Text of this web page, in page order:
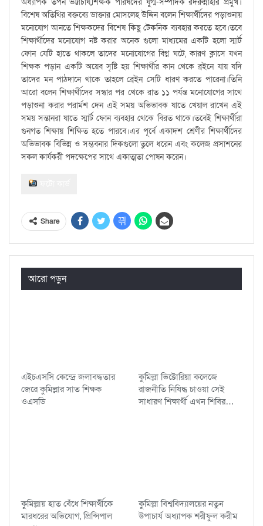
বিশেষ অতিথির বক্তব্যে ডাক্তার মোসলেহ উদ্দিন বলেন শিক্ষার্থীদের পড়াশুনায়
মনোযোগ আনতে শিক্ষকদের বিশেষ কিছু টেকনিক ব্যবহার করতে হবে।তবে
শিক্ষার্থীদের মনোযোগ নষ্ট করার অনেক গুলো মাধ্যমের একটি হলো স্মার্ট
ফোন যেটি হাতে থাকলে তাদের মনোযোগের বিগ্ন ঘটে, কারণ ক্লাসে যখন
শিক্ষক পড়ান একটি অয়েব সৃষ্টি হয় শিক্ষার্থীর কান থেকে ব্রইনে যায় যদি
তাদের মন পাঠদানে থাকে তাহলে ব্রেইন সেটি ধারণ করতে পারেনা।তিনি
আরো বলেন শিক্ষার্থীদের সন্ধার পর থেকে রাত ১১ পর্যন্ত মনোযোগের সাথে
পড়াশুনা করার পরার্মশ দেন এই সময় অভিভাবক যাতে খেয়াল রাখেন এই
সময় সন্তানরা যাতে স্মার্ট ফোন ব্যবহার থেকে বিরত থাকে।তবেই শিক্ষার্থীরা
গুনগত শিক্ষায় শিক্ষিত হতে পারবে।এর পূর্বে একাদশ শ্রেণীর শিক্ষার্থীদের
অভিভাবক বিভিন্ন ও সম্ভবনার দিকগুলো তুলে ধরেন এবং কলেজ প্রসাশনের
সকল কার্যকরী পদক্ষেপের সাথে একাত্মতা পোষন করেন।
Share
আরো পড়ুন
এইচএসসি কেন্দ্রে জলাবদ্ধতার
জেরে কুমিল্লার সাত শিক্ষক
ওএসডি
কুমিল্লা ভিক্টোরিয়া কলেজে
রাজনীতি নিষিদ্ধ চাওয়া সেই
সাধারণ শিক্ষার্থী এখন শিবির…
কুমিল্লায় হাত বেঁধে শিক্ষার্থীকে
মারধরের অভিযোগ, প্রিন্সিপাল
কুমিল্লা বিশ্ববিদ্যালয়ের নতুন
উপাচার্য অধ্যাপক শরীফুল করীম